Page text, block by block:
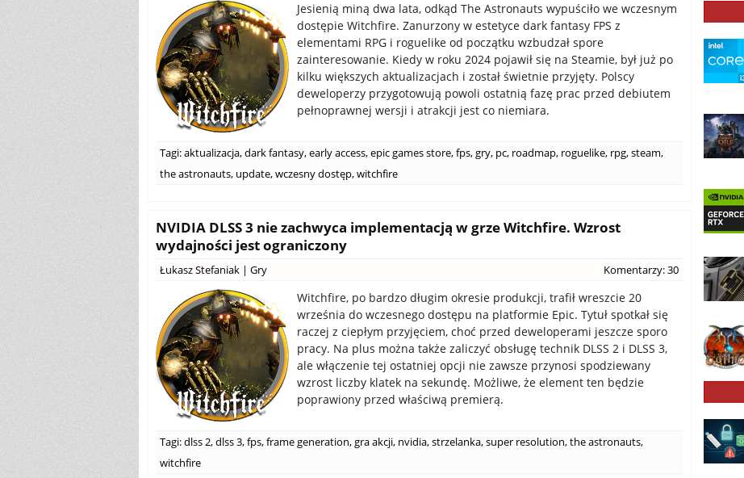
Jesienią miną dwa lata, odkąd The Astronauts wypuściło we wczesnym
dostępie Witchfire. Zanurzony w estetyce dark fantasy FPS z
elementami RPG i roguelike od początku wzbudzał spore
zainteresowanie. Kiedy w roku 2024 pojawił się na Steamie, był już po
kilku większych aktualizacjach i został świetnie przyjęty. Polscy
deweloperzy przygotowują powoli ostatnią fazę prac przed debiutem
pełnoprawnej wersji i atrakcji jest co niemiara.
Tagi:aktualizacja,dark fantasy,early access,epic games store,fps,gry, pc, roadmap, roguelike, rpg,steam,
the astronauts, update,wczesny dostęp,witchfire
NVIDIA DLSS 3 nie zachwyca implementacją w grze Witchfire. Wzrost
wydajności jest ograniczony
Łukasz Stefaniak | Gry Komentarzy: 30
Witchfire, po bardzo długim okresie produkcji, trafił wreszcie 20
września do wczesnego dostępu na platformie Epic. Tytuł spotkał się
raczej z ciepłym przyjęciem, choć przed deweloperami jeszcze sporo
pracy. Na plus można także zaliczyć obsługę technik DLSS 2 i DLSS 3,
ale włączenie tej ostatniej opcji nie zawsze przynosi spodziewany
wzrost liczby klatek na sekundę. Możliwe, że element ten będzie
poprawiony przed właściwą premierą.
Tagi:dlss 2,dlss 3,fps,frame generation,gra akcji, nvidia,strzelanka,super resolution,the astronauts,
witchfire